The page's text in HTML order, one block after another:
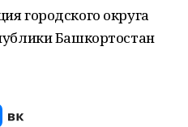
городского округа
Башкортостан